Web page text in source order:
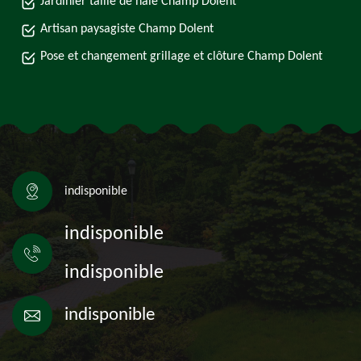
Artisan paysagiste Champ Dolent
Pose et changement grillage et clôture Champ Dolent
indisponible
indisponible
indisponible
indisponible